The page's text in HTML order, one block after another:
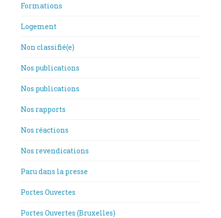
Formations
Logement
Non classifié(e)
Nos publications
Nos publications
Nos rapports
Nos réactions
Nos revendications
Paru dans la presse
Portes Ouvertes
Portes Ouvertes (Bruxelles)